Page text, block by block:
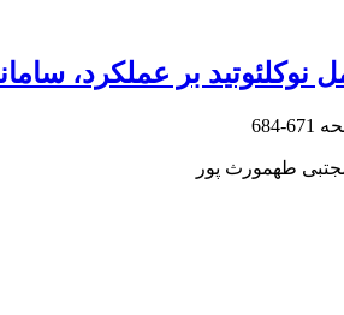
نوکلئوتید بر عملکرد،
671-684
طهمورث پور